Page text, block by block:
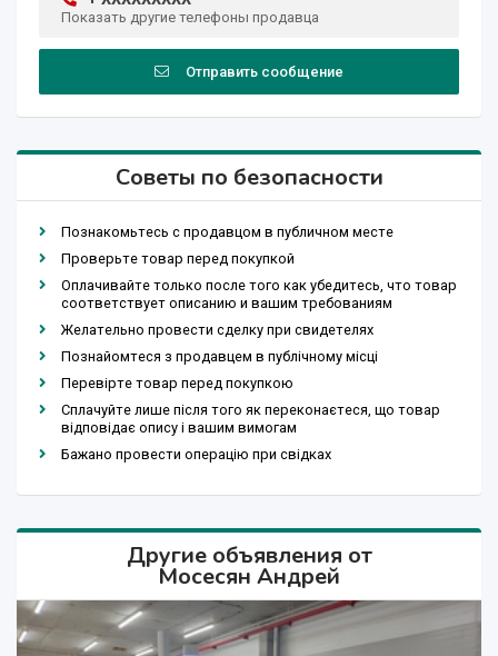
Показать другие телефоны продавца
Отправить сообщение
Советы по безопасности
Познакомьтесь с продавцом в публичном месте
Проверьте товар перед покупкой
Оплачивайте только после того как убедитесь, что товар
соответствует описанию и вашим требованиям
Желательно провести сделку при свидетелях
Познайомтеся з продавцем в публічному місці
Перевірте товар перед покупкою
Сплачуйте лише після того як переконаєтеся, що товар
відповідає опису і вашим вимогам
Бажано провести операцію при свідках
Другие объявления от
Мосесян Андрей